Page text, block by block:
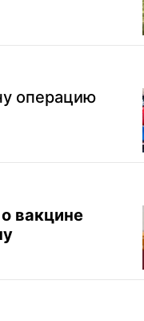
операцию
вакцине